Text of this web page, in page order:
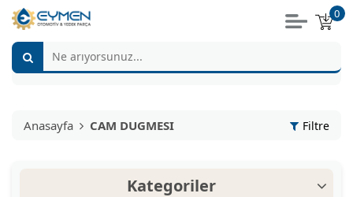
0
Anasayfa CAM DUGMESI Filtre
Kategoriler